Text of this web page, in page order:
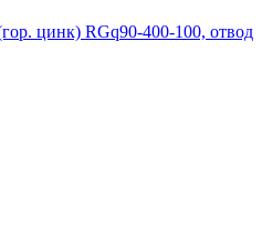
RGq90-400-100, отвод